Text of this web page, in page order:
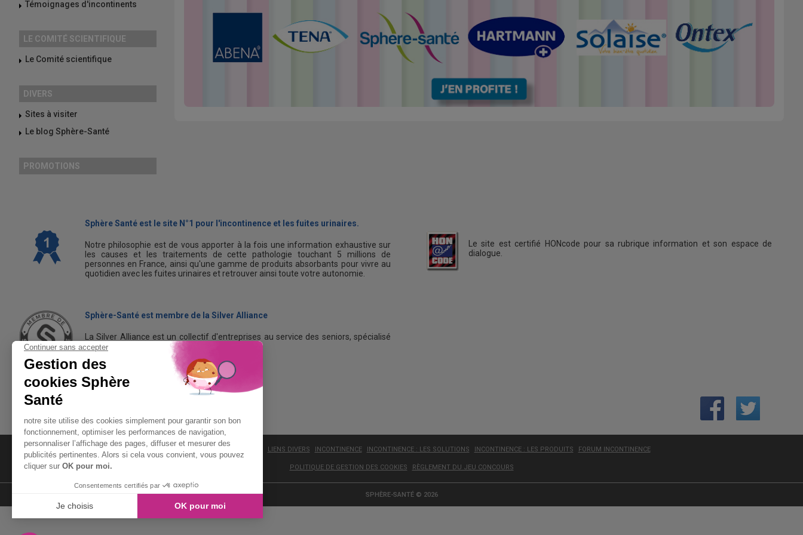
Témoignages d'incontinents
LE COMITÉ SCIENTIFIQUE
Le Comité scientifique
DIVERS
Sites à visiter
Le blog Sphère-Santé
PROMOTIONS
Sphère Santé est le site N°1 pour l'incontinence et les fuites urinaires.
Notre philosophie est de vous apporter à la fois une information exhaustive sur
les causes et les traitements de cette pathologie touchant 5 millions de
personnes en France, ainsi qu'une gamme de produits absorbants pour vivre au
quotidien avec les fuites urinaires et retrouver ainsi toute votre autonomie.
Le site est certifié HONcode pour sa rubrique information et son espace de
dialogue.
Sphère-Santé est membre de la Silver Alliance
La Silver Alliance est un collectif d'entreprises au service des seniors, spécialisé
dans le bien vieillir à domicile.
Découvrez la Silver Alliance
LIENS DIVERS INCONTINENCE INCONTINENCE : LES SOLUTIONS INCONTINENCE : LES PRODUITS FORUM INCONTINENCE
POLITIQUE DE GESTION DES COOKIES RÈGLEMENT DU JEU CONCOURS
SPHÈRE-SANTÉ © 2026